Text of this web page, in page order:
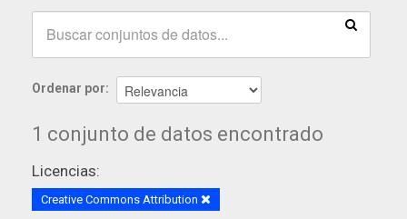
Ordenar por
1 conjunto de datos encontrado
Licencias:
Creative Commons Attribution